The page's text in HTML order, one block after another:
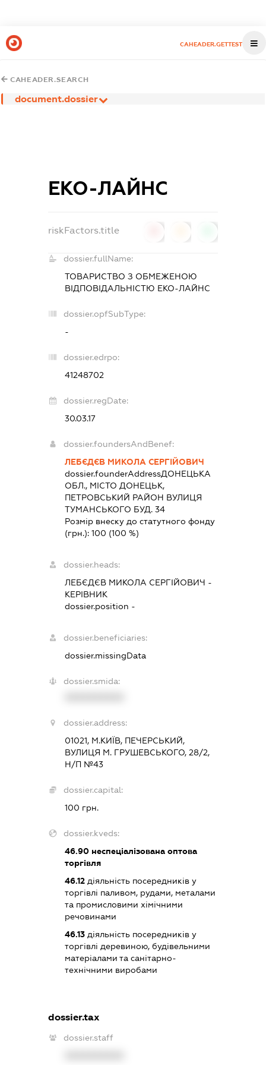
CAHEADER.GETTEST
CAHEADER.SEARCH
document.dossier
ЕКО-ЛАЙНС
riskFactors.title
dossier.fullName:
ТОВАРИСТВО З ОБМЕЖЕНОЮ
ВІДПОВІДАЛЬНІСТЮ ЕКО-ЛАЙНС
dossier.opfSubType:
-
dossier.edrpo:
41248702
dossier.regDate:
30.03.17
dossier.foundersAndBenef:
ЛЕБЄДЄВ МИКОЛА СЕРГІЙОВИЧ
dossier.founderAddressДОНЕЦЬКА
ОБЛ., МІСТО ДОНЕЦЬК,
ПЕТРОВСЬКИЙ РАЙОН ВУЛИЦЯ
ТУМАНСЬКОГО БУД. 34
Розмір внеску до статутного фонду
(грн.):100 (100 %)
dossier.heads:
ЛЕБЄДЄВ МИКОЛА СЕРГІЙОВИЧ -
КЕРІВНИК
dossier.position -
dossier.beneficiaries:
dossier.missingData
dossier.smida:
dossier.address:
01021, М.КИЇВ, ПЕЧЕРСЬКИЙ,
ВУЛИЦЯ М. ГРУШЕВСЬКОГО, 28/2,
Н/П №43
dossier.capital:
100 грн.
dossier.kveds:
46.90 неспеціалізована оптова
торгівля
46.12 діяльність посередників у
торгівлі паливом, рудами, металами
та промисловими хімічними
речовинами
46.13 діяльність посередників у
торгівлі деревиною, будівельними
матеріалами та санітарно-
технічними виробами
dossier.tax
dossier.staff